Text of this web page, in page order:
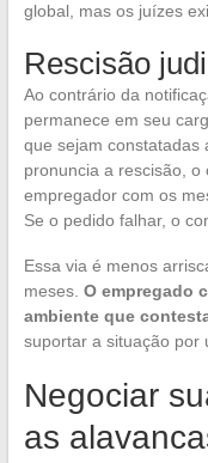
global, mas os juízes
Rescisão
Ao contrário da
permanece em seu
que sejam constatadas
pronuncia a rescisão,
empregador com os
Se o pedido falhar, o
Essa via é menos
meses. O empregado
ambiente que
suportar a situação por
Negociar
as